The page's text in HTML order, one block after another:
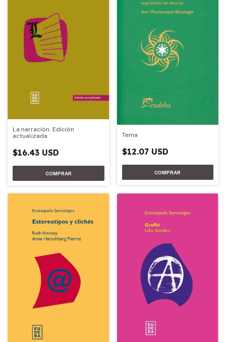
La narración. Edición
actualizada
$16.43 USD
Tema
$12.07 USD